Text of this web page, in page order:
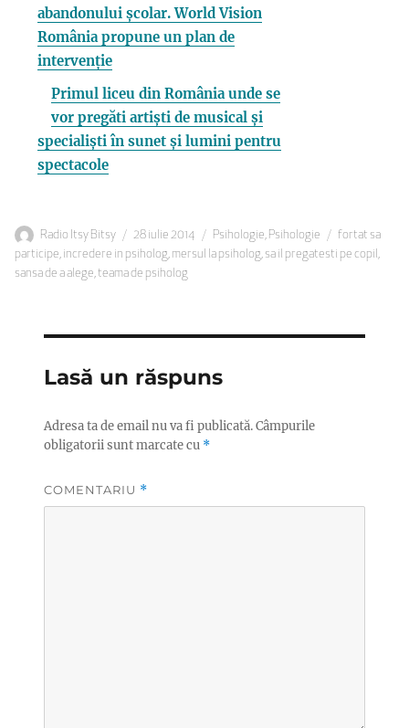
abandonului școlar. World Vision
România propune un plan de
intervenție
Primul liceu din România unde se
vor pregăti artiști de musical și
specialiști în sunet și lumini pentru
spectacole
Autor
Radio Itsy Bitsy
Publicat
pe
28 iulie 2014 Categorii
Psihologie, Psihologie Etichete
fortat sa
participe, incredere in psiholog, mersul la psiholog, sa il pregatesti pe copil ,
sansa de a alege,teama de psiholog
Lasă un răspuns
Adresa ta de email nu va fi publicată.Câmpurile
obligatorii sunt marcate cu *
COMENTARIU *